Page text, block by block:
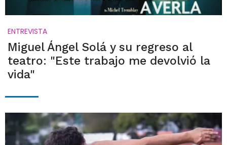
ENTREVISTA
Miguel Ángel Solá y su regreso al
teatro: "Este trabajo me devolvió la
vida"